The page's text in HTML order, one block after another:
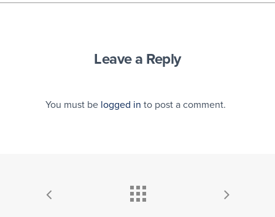
Leave a Reply
You must be logged in to post a comment.